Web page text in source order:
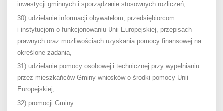
inwestycji gminnych i sporządzanie stosownych rozliczeń,
30) udzielanie informacji obywatelom, przedsiębiorcom
i instytucjom o funkcjonowaniu Unii Europejskiej, przepisach
prawnych oraz możliwościach uzyskania pomocy finansowej na
określone zadania,
31) udzielanie pomocy osobowej i technicznej przy wypełnianiu
przez mieszkańców Gminy wniosków o środki pomocy Unii
Europejskiej,
32) promocji Gminy.